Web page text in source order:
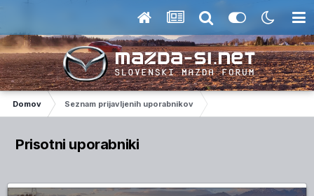
Domov Seznam prijavljenih uporabnikov
Prisotni uporabniki